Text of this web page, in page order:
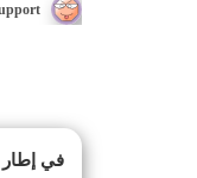
في إطار